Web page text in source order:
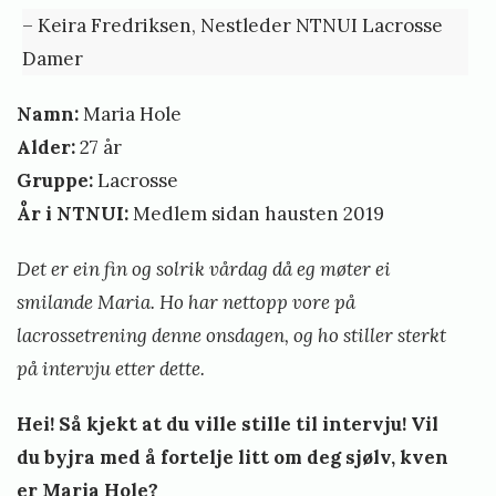
– Keira Fredriksen, Nestleder NTNUI Lacrosse
Damer
Namn:Maria Hole
Alder:27 år
Gruppe:Lacrosse
År i NTNUI:Medlem sidan hausten 2019
Det er ein fin og solrik vårdag då eg møter ei
smilande Maria. Ho har nettopp vore på
lacrossetrening denne onsdagen, og ho stiller sterkt
på intervju etter dette.
Hei! Så kjekt at du ville stille til intervju! Vil
du byjra med å fortelje litt om deg sjølv, kven
er Maria Hole?